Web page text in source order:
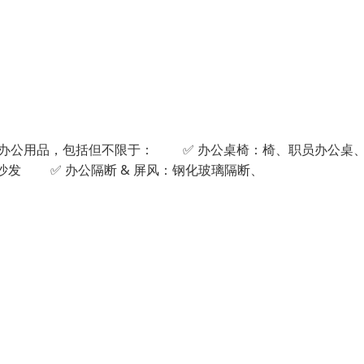
品，包括但不限于： ✅ 办公桌椅：椅、职员办公桌
✅ 办公隔断 & 屏风：钢化玻璃隔断、